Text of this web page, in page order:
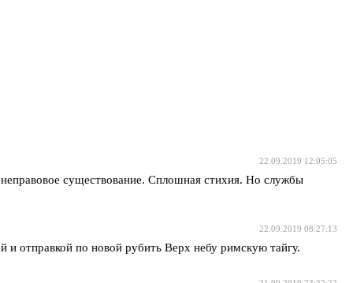
22.09.2019 12:05:05
существование. Сплошная стихия. Но службы
22.09.2019 08:27:13
отправкой по новой рубить Верх небу римскую тайгу.